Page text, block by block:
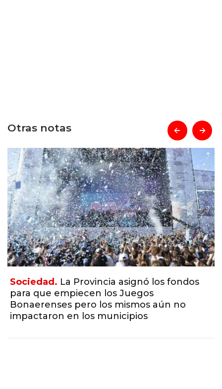
Otras notas
Sociedad. La Provincia asignó los fondos
para que empiecen los Juegos
Bonaerenses pero los mismos aún no
impactaron en los municipios
prev next